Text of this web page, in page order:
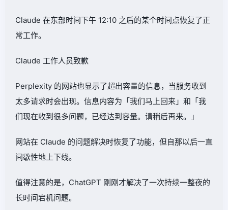
Claude 在东部时间下午 12:10 之后的某个时间点恢复了正
常工作。
Claude 工作人员致歉
Perplexity 的网站也显示了超出容量的信息，当服务收到
太多请求时会出现。信息内容为「我们马上回来」和「我
们现在收到很多问题，已经达到容量。请稍后再来。」
网站在 Claude 的问题解决时恢复了功能，但自那以后一直
间歇性地上下线。
值得注意的是，ChatGPT 刚刚才解决了一次持续一整夜的
长时间宕机问题。